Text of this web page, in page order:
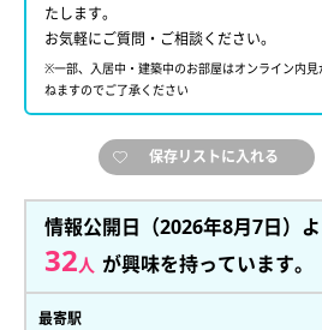
たします。
お気軽にご質問・ご相談ください。
※一部、入居中・建築中のお部屋はオンライン内見
ねますのでご了承ください
保存リストに入れる
情報公開日（2026年8月7日）よ
32人 が興味を持っています。
最寄駅